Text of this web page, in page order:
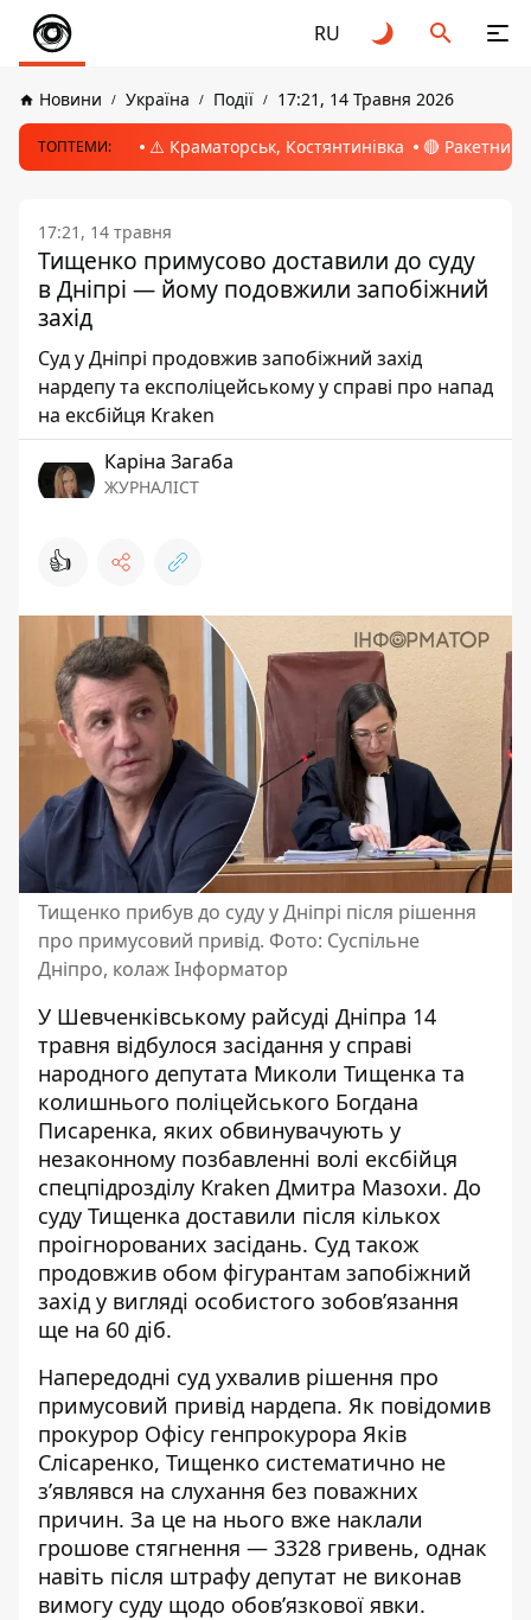
RU
Новини Україна Події 17:21, 14 Травня 2026
ТОПТЕМИ: ⚠️ Краматорськ, Костянтинівка 🔴 Ракетний
17:21, 14 травня
Тищенко примусово доставили до суду
в Дніпрі — йому подовжили запобіжний
захід
Суд у Дніпрі продовжив запобіжний захід
нардепу та експоліцейському у справі про напад
на ексбійця Kraken
Каріна Загаба
ЖУРНАЛІСТ
👍
Тищенко прибув до суду у Дніпрі після рішення
про примусовий привід. Фото: Суспільне
Дніпро, колаж Інформатор
У Шевченківському райсуді Дніпра 14
травня відбулося засідання у справі
народного депутата Миколи Тищенка та
колишнього поліцейського Богдана
Писаренка, яких обвинувачують у
незаконному позбавленні волі ексбійця
спецпідрозділу Kraken Дмитра Мазохи. До
суду Тищенка доставили після кількох
проігнорованих засідань. Суд також
продовжив обом фігурантам запобіжний
захід у вигляді особистого зобов’язання
ще на 60 діб.
Напередодні суд ухвалив рішення про
примусовий привід нардепа. Як повідомив
прокурор Офісу генпрокурора Яків
Слісаренко, Тищенко систематично не
з’являвся на слухання без поважних
причин. За це на нього вже наклали
грошове стягнення — 3328 гривень, однак
навіть після штрафу депутат не виконав
вимогу суду щодо обов’язкової явки.